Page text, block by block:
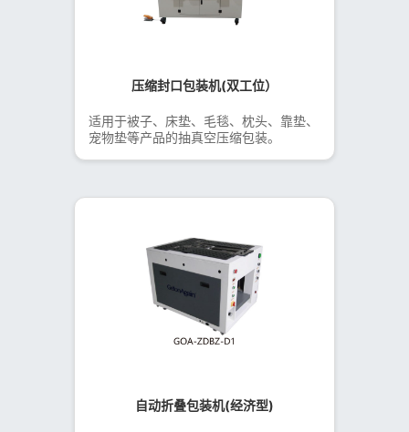
压缩封口包装机(双工位）
适用于被子、床垫、毛毯、枕头、靠垫、
宠物垫等产品的抽真空压缩包装。
自动折叠包装机(经济型)